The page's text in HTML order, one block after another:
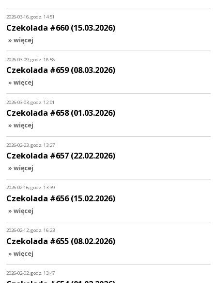
2026-03-16, godz. 14:51
Czekolada #660 (15.03.2026)
» więcej
2026-03-09, godz. 18:58
Czekolada #659 (08.03.2026)
» więcej
2026-03-03, godz. 12:01
Czekolada #658 (01.03.2026)
» więcej
2026-02-23, godz. 13:27
Czekolada #657 (22.02.2026)
» więcej
2026-02-16, godz. 13:39
Czekolada #656 (15.02.2026)
» więcej
2026-02-12, godz. 16:23
Czekolada #655 (08.02.2026)
» więcej
2026-02-02, godz. 13:47